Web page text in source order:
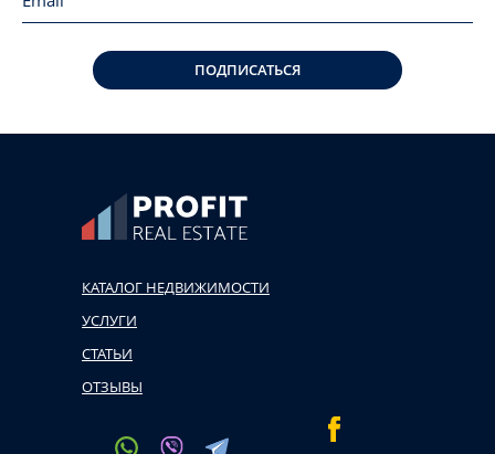
ПОДПИСАТЬСЯ
КАТАЛОГ НЕДВИЖИМОСТИ
УСЛУГИ
СТАТЬИ
ОТЗЫВЫ